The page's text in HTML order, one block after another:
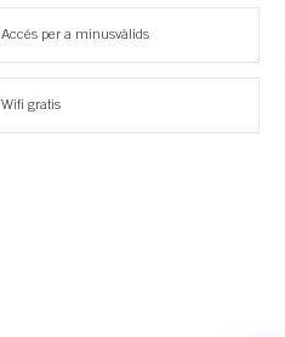
Accés per a minusvàlids
Wifi gratis